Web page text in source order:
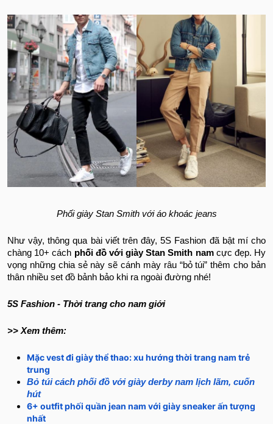
Phối giày Stan Smith với áo khoác jeans
Như vậy, thông qua bài viết trên đây, 5S Fashion đã bật mí cho
chàng 10+ cách phối đồ với giày Stan Smith namcực đẹp. Hy
vọng những chia sẻ này sẽ cánh mày râu “bỏ túi” thêm cho bản
thân nhiều set đồ bảnh bảo khi ra ngoài đường nhé!
5S Fashion - Thời trang cho nam giới
>> Xem thêm:
Mặc vest đi giày thể thao: xu hướng thời trang nam trẻ
trung
Bỏ túi cách phối đồ với giày derby nam lịch lãm, cuốn
hút
6+ outfit phối quần jean nam với giày sneaker ấn tượng
nhất